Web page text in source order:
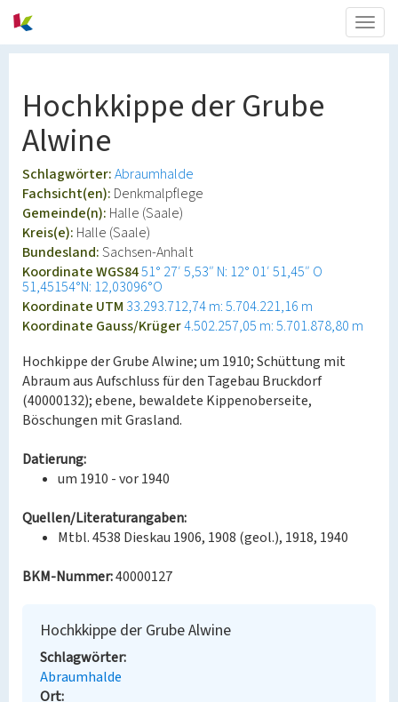
Hochkkippe der Grube
Alwine
Schlagwörter:Abraumhalde
Fachsicht(en): Denkmalpflege
Gemeinde(n): Halle (Saale)
Kreis(e): Halle (Saale)
Bundesland:Sachsen-Anhalt
Koordinate WGS8451° 27′ 5,53″ N: 12° 01′ 51,45″ O
51,45154°N: 12,03096°O
Koordinate UTM 33.293.712,74 m: 5.704.221,16 m
Koordinate Gauss/Krüger4.502.257,05 m: 5.701.878,80 m
Hochkippe der Grube Alwine; um 1910; Schüttung mit
Abraum aus Aufschluss für den Tagebau Bruckdorf
(40000132); ebene, bewaldete Kippenoberseite,
Böschungen mit Grasland.
Datierung:
um 1910 - vor 1940
Quellen/Literaturangaben:
Mtbl. 4538 Dieskau 1906, 1908 (geol.), 1918, 1940
BKM-Nummer:40000127
Hochkkippe der Grube Alwine
Schlagwörter
Abraumhalde
Ort